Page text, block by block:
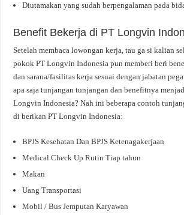
Diutamakan yang sudah berpengalaman pada
Benefit Bekerja di PT Longvin
Setelah membaca lowongan kerja, tau ga si kalian
pokok PT Longvin Indonesia pun memberi beri
dan sarana/fasilitas kerja sesuai dengan jabatan
apa saja tunjangan tunjangan dan benefitnya
Longvin Indonesia? Nah ini beberapa contoh
di berikan PT Longvin Indonesia:
BPJS Kesehatan Dan BPJS Ketenagakerjaan
Medical Check Up Rutin Tiap tahun
Makan
Uang Transportasi
Mobil / Bus Jemputan Karyawan